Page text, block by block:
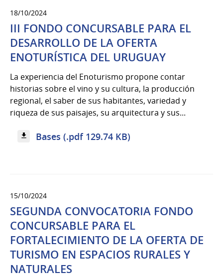
18/10/2024
III FONDO CONCURSABLE PARA EL
DESARROLLO DE LA OFERTA
ENOTURÍSTICA DEL URUGUAY
La experiencia del Enoturismo propone contar
historias sobre el vino y su cultura, la producción
regional, el saber de sus habitantes, variedad y
riqueza de sus paisajes, su arquitectura y sus...
Bases (.pdf 129.74 KB)
15/10/2024
SEGUNDA CONVOCATORIA FONDO
CONCURSABLE PARA EL
FORTALECIMIENTO DE LA OFERTA DE
TURISMO EN ESPACIOS RURALES Y
NATURALES